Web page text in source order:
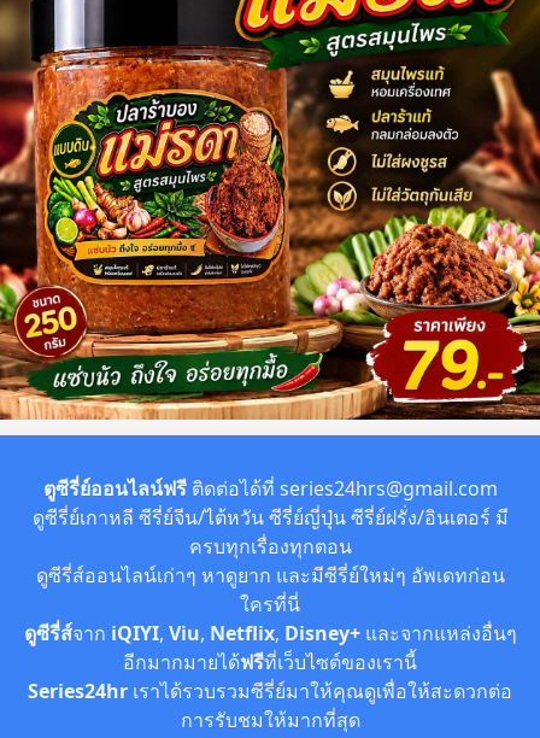
ตูซีรี่ย์ออนไลน์ฟรีติดต่อได้ที่ series24hrs@gmail.com
ดูซีรี่ย์เกาหลี ซีรี่ย์จีน/ไต้หวัน ซีรี่ย์ญี่ปุ่น ซีรี่ย์ฝรั่ง/อินเตอร์ มี
ครบทุกเรื่องทุกตอน
ดูซีรี่ส์ออนไลน์เก่าๆ หาดูยาก และมีซีรี่ย์ใหม่ๆ อัพเดทก่อน
ใครที่นี่
ดูซีรี่ส์จาก iQIYI, Viu, Netflix, Disney+ และจากแหล่งอื่นๆ
อีกมากมายได้ฟรีที่เว็บไซต์ของเรานี้
Series24hr เราได้รวบรวมซีรี่ย์มาให้คุณดูเพื่อให้สะดวกต่อ
การรับชมให้มากที่สุด